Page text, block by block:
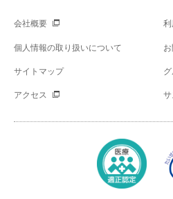
会社概要
個人情報の取り扱いについて
サイトマップ
アクセス